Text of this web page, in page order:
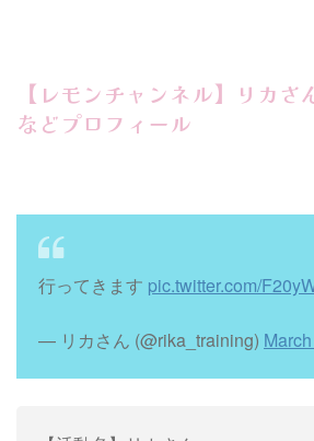
【レモンチャンネル】リカさ
などプロフィール
行ってきます pic.twitter.com/
— リカさん (@rika_training)